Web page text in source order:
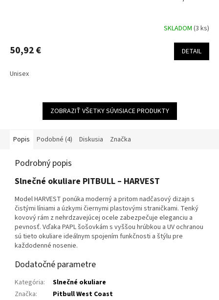
SKLADOM (3 ks)
50,92 € DETAIL
Unisex
ZOBRAZIŤ VŠETKY SÚVISIACE PRODUKTY
Popis Podobné (4) Diskusia Značka
Podrobný popis
Slnečné okuliare PITBULL – HARVEST
Model HARVEST ponúka moderný a pritom nadčasový dizajn s
čistými líniami a úzkymi čiernymi plastovými straničkami. Tenký
kovový rám z nehrdzavejúcej ocele zabezpečuje eleganciu a
pevnosť. Vďaka PAPL šošovkám s vyššou hrúbkou a UV ochranou
sú tieto okuliare ideálnym spojením funkčnosti a štýlu pre
každodenné nosenie.
Dodatočné parametre
Kategória:
Slnečné okuliare
Značka:
Pitbull West Coast